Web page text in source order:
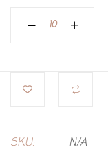
SKU:
N/A